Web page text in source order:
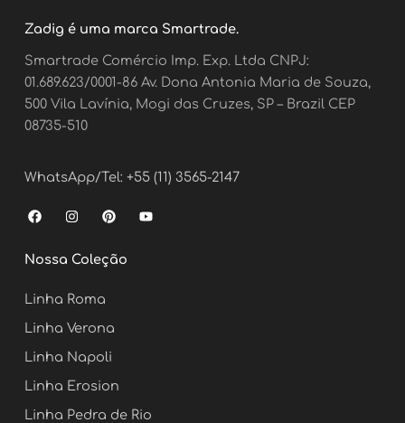
Zadig é uma marca Smartrade.
Smartrade Comércio Imp. Exp. Ltda CNPJ:
01.689.623/0001-86 Av. Dona Antonia Maria de Souza,
500 Vila Lavínia, Mogi das Cruzes, SP – Brazil CEP
08735-510
WhatsApp/Tel: +55 (11) 3565-2147
F
a
e
b
o
k
I
n
t
a
r
a
m
P
i
t
e
Y
o
Nossa Coleção
Linha Roma
Linha Verona
Linha Napoli
Linha Erosion
Linha Pedra de Rio